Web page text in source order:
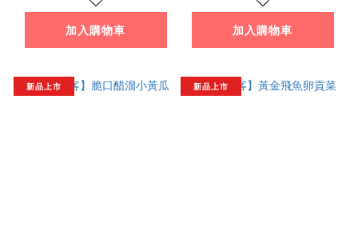
加入購物車 加入購物車
新品上市 新品上市